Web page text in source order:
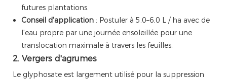
futures plantations.
Conseil d'application : Postuler à 5.0–6,0 L / ha avec de
l'eau propre par une journée ensoleillée pour une
translocation maximale à travers les feuilles.
2. Vergers d'agrumes
Le glyphosate est largement utilisé pour la suppression